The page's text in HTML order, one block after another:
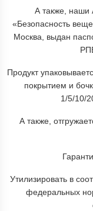
А также, наши
«Безопасность
Москва, выдан
Продукт
покрытием и
1/5/10/
А также,
Утилизировать в
федеральных